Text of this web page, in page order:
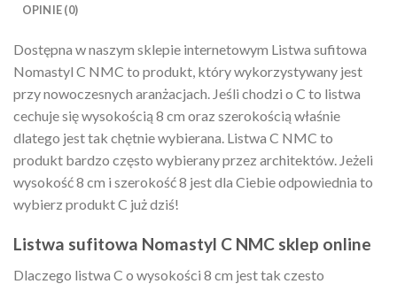
OPINIE (0)
Dostępna w naszym sklepie internetowym Listwa sufitowa
Nomastyl C NMC to produkt, który wykorzystywany jest
przy nowoczesnych aranżacjach. Jeśli chodzi o C to listwa
cechuje się wysokością 8 cm oraz szerokością właśnie
dlatego jest tak chętnie wybierana. Listwa C NMC to
produkt bardzo często wybierany przez architektów. Jeżeli
wysokość 8 cm i szerokość 8 jest dla Ciebie odpowiednia to
wybierz produkt C już dziś!
Listwa sufitowa Nomastyl C NMC sklep online
Dlaczego listwa C o wysokości 8 cm jest tak czesto